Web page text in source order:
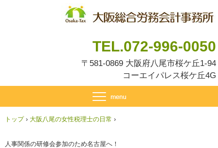
TEL.072-996-0050
〒581-0869 大阪府八尾市桜ケ丘1-94
コーエイパレス桜ケ丘4G
トップ › 大阪八尾の女性税理士の日常 ›
人事関係の研修会参加のため名古屋へ！